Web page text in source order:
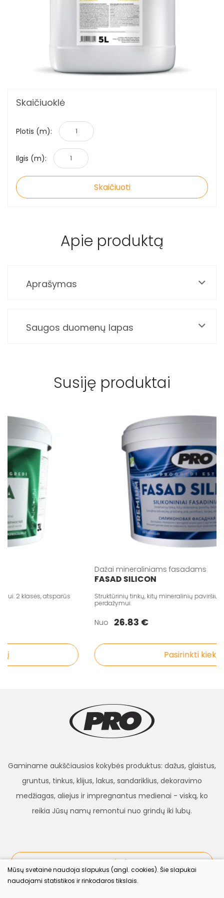
Skaičiuoklė
Plotis (m):
Ilgis (m):
Skaičiuoti
Apie produktą
Aprašymas
Saugos duomenų lapas
Susiję produktai
2 klasės, atsparūs
Dažai mineraliniams fasadams
FASAD SILICON
Struktūrinių tinkų, kitų mineralinių paviršių
perdažymui.
Nuo 26.83 €
Pasirinkti kiekį
Gaminame aukščiausios kokybės produktus: dažus, glaistus,
gruntus, tinkus, klijus, lakus, sandariklius, dekoravimo
medžiagas, aliejus ir impregnantus medienai - viską, ko
reikia Jūsų namų remontui nuo grindų iki lubų.
procolor.lt
Mūsų svetainė naudoja slapukus (angl. cookies). Šie slapukai
naudojami statistikos ir rinkodaros tikslais.